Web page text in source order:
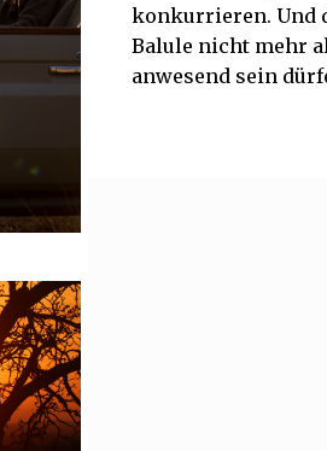
konkurrieren. Und
Balule nicht mehr
anwesend sein